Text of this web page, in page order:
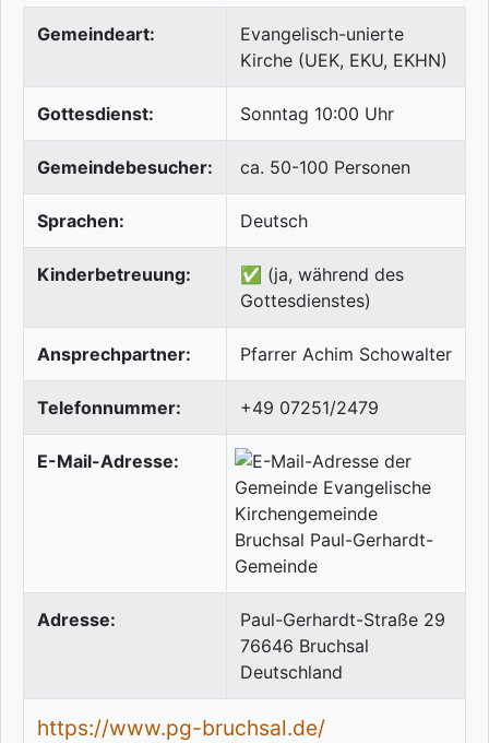
Gemeindeart:
Evangelisch-unierte
Kirche (UEK, EKU, EKHN)
Gottesdienst: Sonntag 10:00 Uhr
Gemeindebesucher: ca. 50-100 Personen
Sprachen: Deutsch
Kinderbetreuung:
✅ (ja, während des
Gottesdienstes)
Ansprechpartner: Pfarrer Achim Schowalter
Telefonnummer: +49 07251/2479
E-Mail-Adresse:
Adresse:
Paul-Gerhardt-Straße 29
76646 Bruchsal
Deutschland
https://www.pg-bruchsal.de/